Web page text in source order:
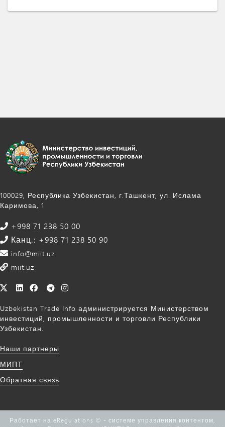
100029, Республика Узбекистан, г.Ташкент, ул. Ислама
Каримова, 1
+998 71 238 50 00
Канц.: +998 71 238 50 90
info@miit.uz
miit.uz
Uzbekistan Trade Info администрируется Министерством
инвестиций, промышленности и торговли Республики
Узбекистан.
Наши партнеры
МИПТ
Обратная связь
Работает на eRegulations © - системе управления контентом,